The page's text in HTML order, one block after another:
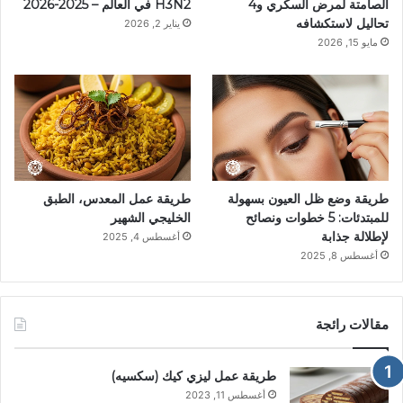
الصامتة لمرض السكري و4
تحاليل لاستكشافه
مايو 15, 2026
H3N2 في العالم – 2025-2026
يناير 2, 2026
طريقة وضع ظل العيون بسهولة
للمبتدئات: 5 خطوات ونصائح
لإطلالة جذابة
أغسطس 8, 2025
طريقة عمل المعدس، الطبق
الخليجي الشهير
أغسطس 4, 2025
مقالات رائجة
طريقة عمل ليزي كيك (سكسيه)
أغسطس 11, 2023